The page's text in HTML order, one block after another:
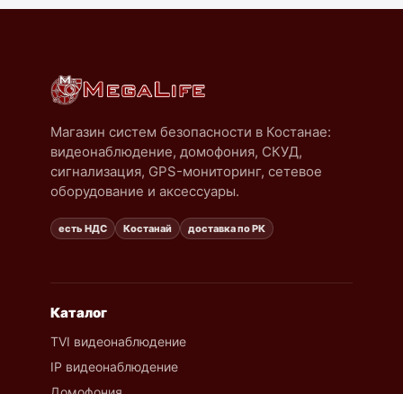
Магазин систем безопасности в Костанае:
видеонаблюдение, домофония, СКУД,
сигнализация, GPS-мониторинг, сетевое
оборудование и аксессуары.
есть НДС Костанай доставка по РК
Каталог
TVI видеонаблюдение
IP видеонаблюдение